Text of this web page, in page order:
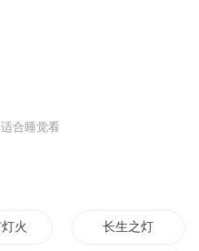
合睡觉看
火 长生之灯